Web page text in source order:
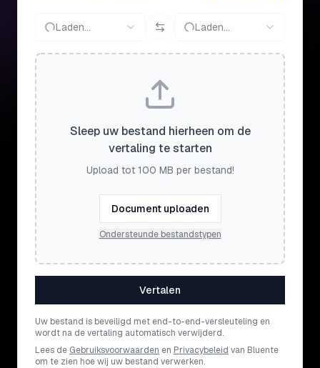
Laden... Laden...
Sleep uw bestand hierheen om de
vertaling te starten
Upload tot 100 MB per bestand!
Document uploaden
Ondersteunde bestandstypen
Vertalen
Uw bestand is beveiligd met end-to-end-versleuteling en
wordt na de vertaling automatisch verwijderd.
Lees de Gebruiksvoorwaarden en Privacybeleid van Bluente
om te zien hoe wij uw bestand verwerken.